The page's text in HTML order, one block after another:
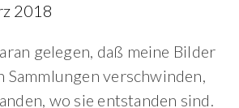
2018
gelegen, daß meine Bilder
Sammlungen verschwinden,
wo sie entstanden sind.